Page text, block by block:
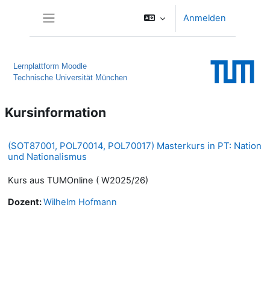
Anmelden
Lernplattform Moodle
Technische Universität München
Kursinformation
(SOT87001, POL70014, POL70017) Masterkurs in PT: Nation
und Nationalismus
Kurs aus TUMOnline ( W2025/26)
Dozent:Wilhelm Hofmann